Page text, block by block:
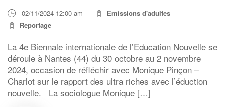
02/11/2024 12:00 am
Emissions d'adultes
Reportage
La 4e Biennale internationale de l’Education Nouvelle se
déroule à Nantes (44) du 30 octobre au 2 novembre
2024, occasion de réfléchir avec Monique Pinçon –
Charlot sur le rapport des ultra riches avec l’éduction
nouvelle. La sociologue Monique […]